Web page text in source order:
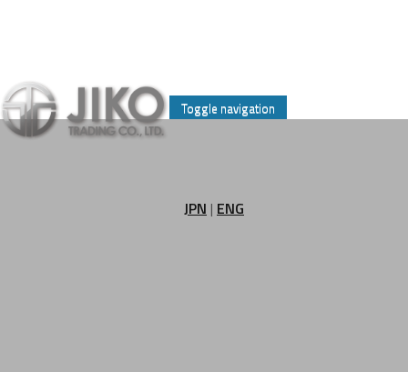
Skip
to
content
Toggle navigation
JPN | ENG